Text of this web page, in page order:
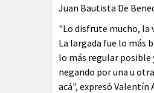
Juan Bautista De
"Lo disfrute mucho, la
La largada fue lo más
lo más regular posible
negando por una u
acá", expresó Valentín